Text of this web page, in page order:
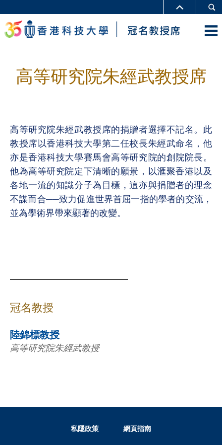
高等研究院朱經武教授席
高等研究院朱經武教授席的捐贈者選擇不記名。此
教授席以香港科技大學第二任校長朱經武命名，他
亦是香港科技大學賽馬會高等研究院的創院院長。
他為高等研究院定下清晰的願景，以滙聚香港以及
各地一流的知識分子為目標，這亦與捐贈者的理念
不謀而合──致力促進世界首屈一指的學者的交流，
並為學術界帶來顯著的改變。
冠名教授
陸錦標教授
高等研究院朱經武教授
私隱政策 網頁指南